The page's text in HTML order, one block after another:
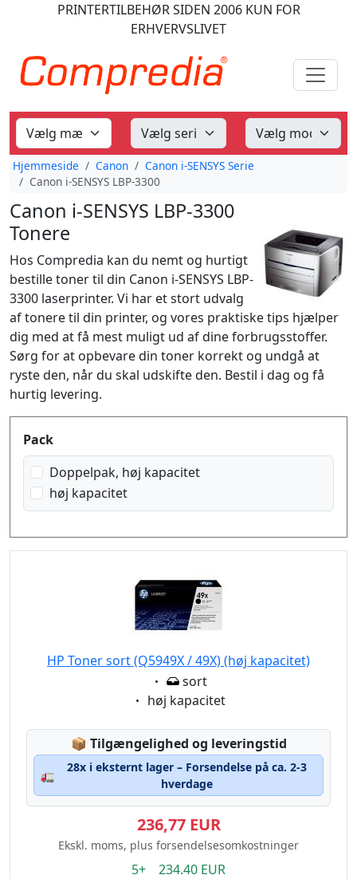
PRINTERTILBEHØRSIDEN 2006KUN FOR
ERHVERVSLIVET
Hjemmeside Canon
Canon i-SENSYS Serie
Canon i-SENSYS LBP-3300
Canon i-SENSYS LBP-3300
Tonere
Hos Compredia kan du nemt og hurtigt
bestille toner til din Canon i-SENSYS LBP-
3300 laserprinter. Vi har et stort udvalg
af tonere til din printer, og vores praktiske tips hjælper
dig med at få mest muligt ud af dine forbrugsstoffer.
Sørg for at opbevare din toner korrekt og undgå at
ryste den, når du skal udskifte den. Bestil i dag og få
hurtig levering.
Produktfilter
Pack
Doppelpak, høj kapacitet
høj kapacitet
HP Toner sort (Q5949X / 49X) (høj kapacitet)
Eigenschaft:
sort
Eigenschaft:
høj kapacitet
📦 Lagerstatus:
Tilgængelighed og leveringstid
🚛
28x i eksternt lager – Forsendelse på ca. 2-3
hverdage
236,77 EUR
Ekskl. moms, plus forsendelsesomkostninger
5+ 234.40 EUR